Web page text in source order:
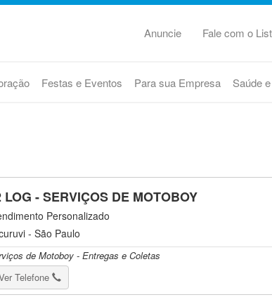
Anuncie Fale com o
Festas e Eventos Para sua Empresa Saúde
LOG - SERVIÇOS DE MOTOBOY
Personalizado
- São Paulo
de Motoboy - Entregas e Coletas
Telefone